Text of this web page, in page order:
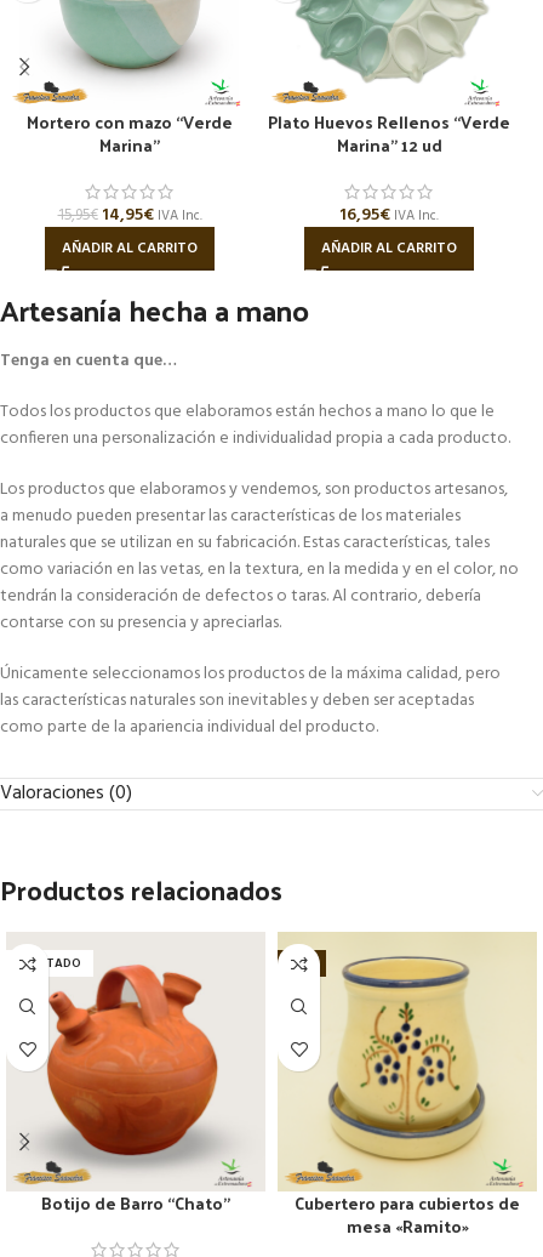
Mortero con mazo “Verde
Marina”
15,95€ 14,95€ IVA Inc.
AÑADIR AL CARRITO
Plato Huevos Rellenos “Verde
Marina” 12 ud
16,95€ IVA Inc.
AÑADIR AL CARRITO
Artesanía hecha a mano
Tenga en cuenta que…
Todos los productos que elaboramos están hechos a mano lo que le
confieren una personalización e individualidad propia a cada producto.
Los productos que elaboramos y vendemos, son productos artesanos,
a menudo pueden presentar las características de los materiales
naturales que se utilizan en su fabricación. Estas características, tales
como variación en las vetas, en la textura, en la medida y en el color, no
tendrán la consideración de defectos o taras. Al contrario, debería
contarse con su presencia y apreciarlas.
Únicamente seleccionamos los productos de la máxima calidad, pero
las características naturales son inevitables y deben ser aceptadas
como parte de la apariencia individual del producto.
Valoraciones (0)
Productos relacionados
AGOTADO
Botijo de Barro “Chato”
-6%
Cubertero para cubiertos de
mesa «Ramito»